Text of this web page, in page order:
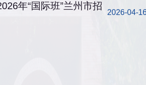
年“国际班”兰州市招
2026-04-